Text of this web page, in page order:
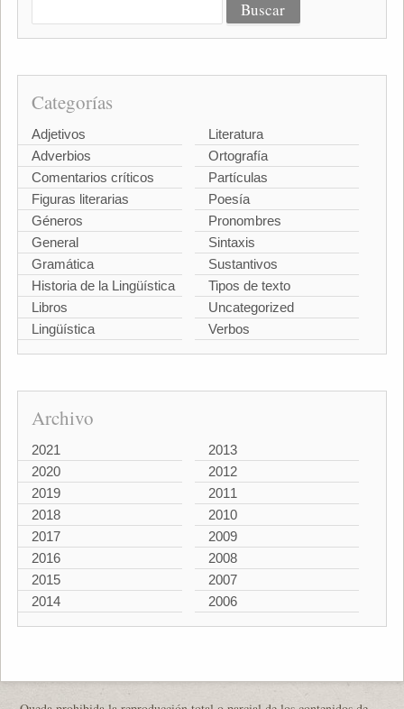
Categorías
Adjetivos
Adverbios
Comentarios críticos
Figuras literarias
Géneros
General
Gramática
Historia de la Lingüística
Libros
Lingüística
Literatura
Ortografía
Partículas
Poesía
Pronombres
Sintaxis
Sustantivos
Tipos de texto
Uncategorized
Verbos
Archivo
2021
2020
2019
2018
2017
2016
2015
2014
2013
2012
2011
2010
2009
2008
2007
2006